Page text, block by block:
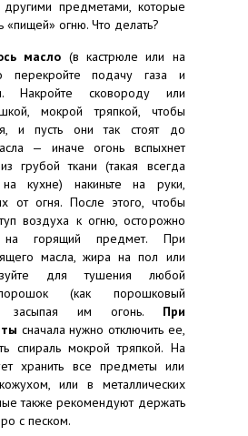
предметами, которые
«пищей» огню. Что делать?
масло (в кастрюле или на
перекройте подачу газа и
Накройте сковороду или
мокрой тряпкой, чтобы
и пусть они так стоят до
— иначе огонь вспыхнет
грубой ткани (такая всегда
кухне) накиньте на руки,
от огня. После этого, чтобы
воздуха к огню, осторожно
на горящий предмет. При
масла, жира на пол или
для тушения любой
(как порошковый
засыпая им огонь. При
сначала нужно отключить ее,
спираль мокрой тряпкой. На
хранить все предметы или
или в металлических
также рекомендуют держать
с песком.